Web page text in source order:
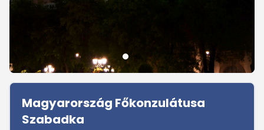
Sidebar
Magyarország Főkonzulátusa
Szabadka